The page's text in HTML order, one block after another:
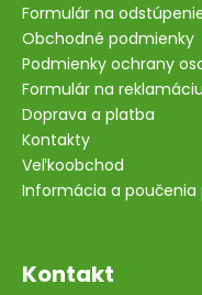
Formulár na
Obchodné podmienky
Podmienky ochrany
Formulár na
Doprava a platba
Kontakty
Veľkoobchod
Informácia a
Kontakt